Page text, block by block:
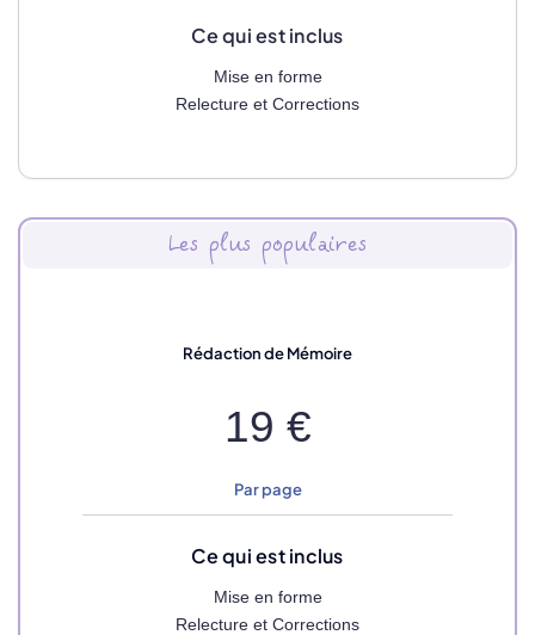
Ce qui est inclus
Mise en forme
Relecture et Corrections
Les plus populaires
Rédaction de Mémoire
19 €
Par page
Ce qui est inclus
Mise en forme
Relecture et Corrections